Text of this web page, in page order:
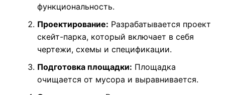
функциональность.
Проектирование: Разрабатывается проект
скейт-парка, который включает в себя
чертежи, схемы и спецификации.
Подготовка площадки: Площадка
очищается от мусора и выравнивается.